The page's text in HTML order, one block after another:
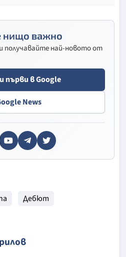
нищо важно
получавайте най-новото от
първи в Google
News
Дебют